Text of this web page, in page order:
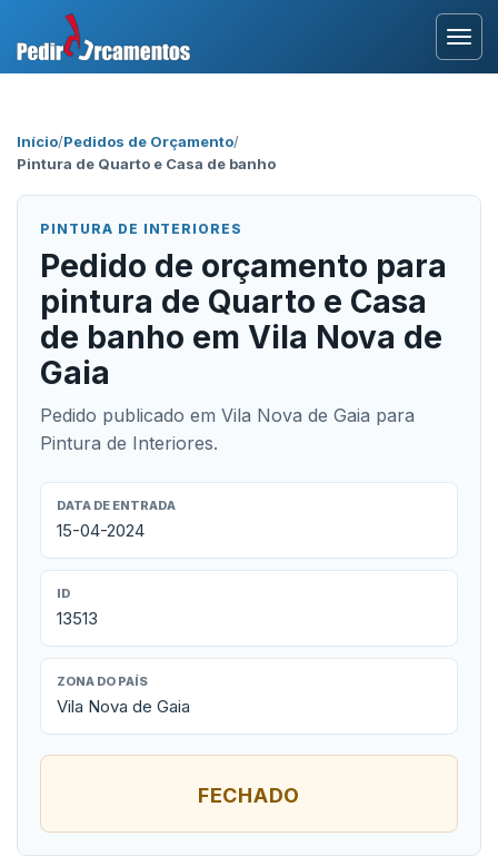
Início/Pedidos de Orçamento/
Pintura de Quarto e Casa de banho
PINTURA DE INTERIORES
Pedido de orçamento para
pintura de Quarto e Casa
de banho em Vila Nova de
Gaia
Pedido publicado em Vila Nova de Gaia para
Pintura de Interiores.
DATA DE ENTRADA
15-04-2024
ID
13513
ZONA DO PAÍS
Vila Nova de Gaia
FECHADO
Área Profissional
Como Funciona?
Testemunhos